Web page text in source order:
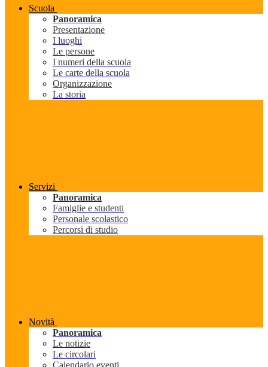
Scuola
Panoramica
Presentazione
I luoghi
Le persone
I numeri della scuola
Le carte della scuola
Organizzazione
La storia
Servizi
Panoramica
Famiglie e studenti
Personale scolastico
Percorsi di studio
Novità
Panoramica
Le notizie
Le circolari